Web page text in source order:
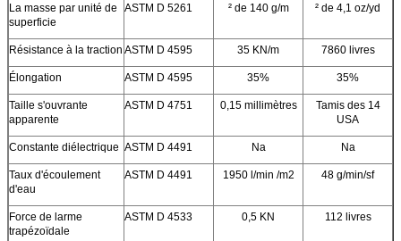
La masse par unité de
superficie
ASTM D 5261 ² de 140 g/m ² de 4,1 oz/yd
Résistance à la traction ASTM D 4595 35 KN/m 7860 livres
Élongation ASTM D 4595 35% 35%
Taille s'ouvrante
apparente
ASTM D 4751 0,15 millimètres
Tamis des 14
USA
Constante diélectrique ASTM D 4491 Na Na
Taux d'écoulement
d'eau
ASTM D 4491 1950 l/min /m2 48 g/min/sf
Force de larme
trapézoïdale
ASTM D 4533 0,5 KN 112 livres